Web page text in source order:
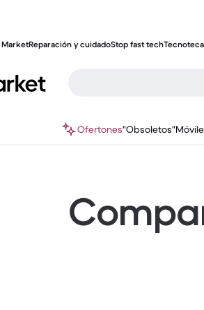
MarketReparación y cuidadoStop fast techTecnoteca
Ofertones"Obsoletos"